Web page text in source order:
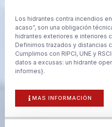
Los hidrantes contra incendios
acaso”, son una obligación
hidrantes exteriores e interiores
Definimos trazados y distancias
Cumplimos con RIPCI, UNE y
datos a excusas: un hidrante
informes}.
MAS INFORMACIÓN